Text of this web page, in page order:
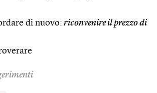
di nuovo: riconvenire il prezzo di